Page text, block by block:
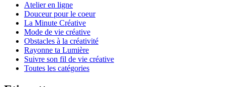
Atelier en ligne
Douceur pour le coeur
La Minute Créative
Mode de vie créative
Obstacles à la créativité
Rayonne ta Lumière
Suivre son fil de vie créative
Toutes les catégories